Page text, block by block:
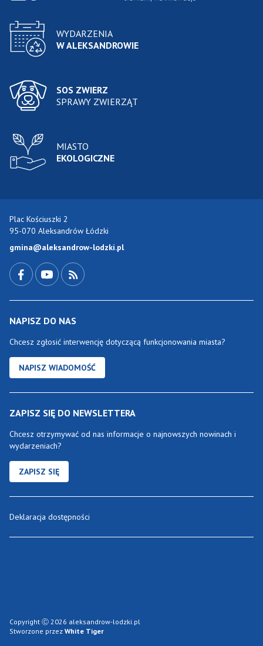
WYDARZENIA
W ALEKSANDROWIE
SOS ZWIERZ
SPRAWY ZWIERZĄT
MIASTO
EKOLOGICZNE
Plac Kościuszki 2
95-070 Aleksandrów Łódzki
gmina@aleksandrow-lodzki.pl
NAPISZ DO NAS
Chcesz zgłosić interwencję dotyczącą funkcjonowania miasta?
NAPISZ WIADOMOŚĆ
ZAPISZ SIĘ DO NEWSLETTERA
Chcesz otrzymywać od nas informacje o najnowszych nowinach i
wydarzeniach?
ZAPISZ SIĘ
Deklaracja dostępności
Copyright Ⓒ 2026 aleksandrow-lodzki.pl
Stworzone przez White Tiger